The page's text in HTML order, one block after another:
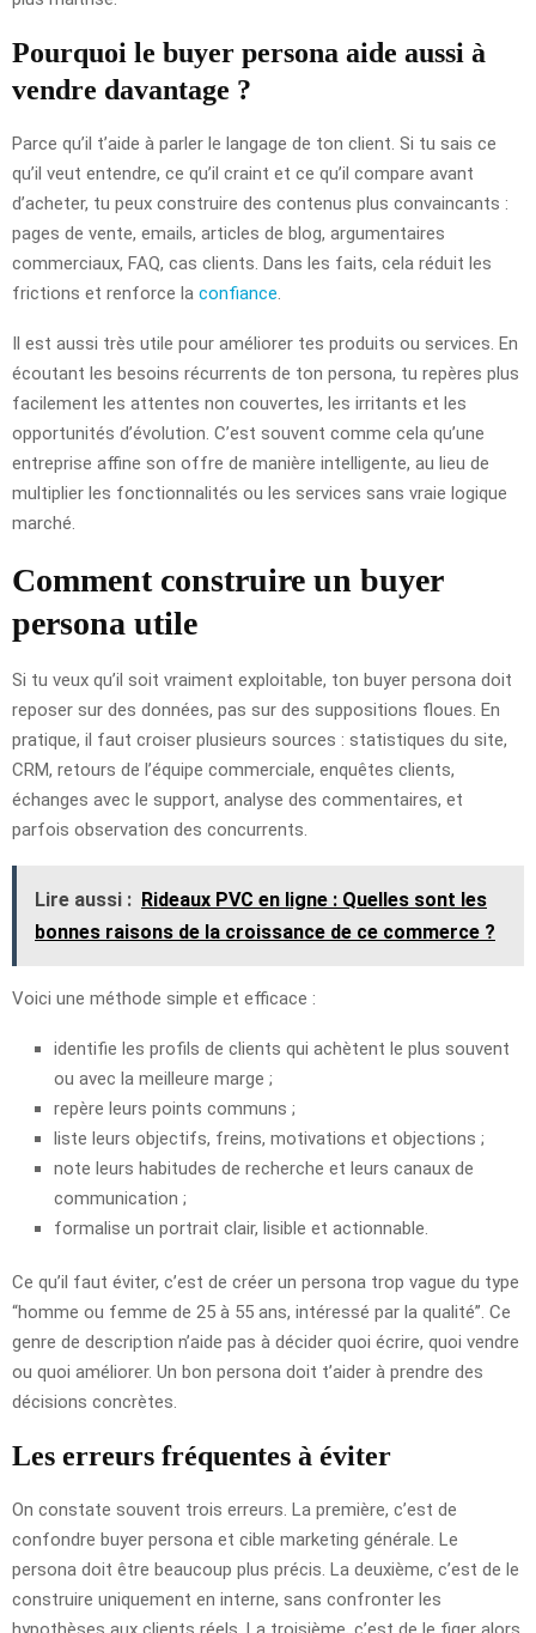
Pourquoi le buyer persona aide aussi à
vendre davantage ?
Parce qu’il t’aide à parler le langage de ton client. Si tu sais ce
qu’il veut entendre, ce qu’il craint et ce qu’il compare avant
d’acheter, tu peux construire des contenus plus convaincants :
pages de vente, emails, articles de blog, argumentaires
commerciaux, FAQ, cas clients. Dans les faits, cela réduit les
frictions et renforce la confiance
Il est aussi très utile pour améliorer tes produits ou services. En
écoutant les besoins récurrents de ton persona, tu repères plus
facilement les attentes non couvertes, les irritants et les
opportunités d’évolution. C’est souvent comme cela qu’une
entreprise affine son offre de manière intelligente, au lieu de
multiplier les fonctionnalités ou les services sans vraie logique
marché.
Comment construire un buyer
persona utile
Si tu veux qu’il soit vraiment exploitable, ton buyer persona doit
reposer sur des données, pas sur des suppositions floues. En
pratique, il faut croiser plusieurs sources : statistiques du site,
CRM, retours de l’équipe commerciale, enquêtes clients,
échanges avec le support, analyse des commentaires, et
parfois observation des concurrents.
Lire aussi : Rideaux PVC en ligne : Quelles sont les
bonnes raisons de la croissance de ce commerce ?
Voici une méthode simple et efficace :
identifie les profils de clients qui achètent le plus souvent
ou avec la meilleure marge ;
repère leurs points communs ;
liste leurs objectifs, freins, motivations et objections ;
note leurs habitudes de recherche et leurs canaux de
communication ;
formalise un portrait clair, lisible et actionnable.
Ce qu’il faut éviter, c’est de créer un persona trop vague du type
“homme ou femme de 25 à 55 ans, intéressé par la qualité”. Ce
genre de description n’aide pas à décider quoi écrire, quoi vendre
ou quoi améliorer. Un bon persona doit t’aider à prendre des
décisions concrètes.
Les erreurs fréquentes à éviter
On constate souvent trois erreurs. La première, c’est de
confondre buyer persona et cible marketing générale. Le
persona doit être beaucoup plus précis. La deuxième, c’est de le
construire uniquement en interne, sans confronter les